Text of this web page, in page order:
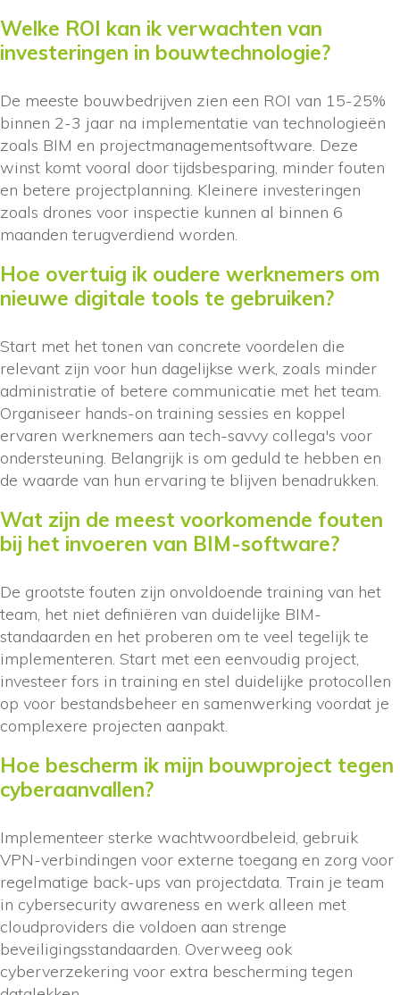
Welke ROI kan ik verwachten van
investeringen in bouwtechnologie?
De meeste bouwbedrijven zien een ROI van 15-25%
binnen 2-3 jaar na implementatie van technologieën
zoals BIM en projectmanagementsoftware. Deze
winst komt vooral door tijdsbesparing, minder fouten
en betere projectplanning. Kleinere investeringen
zoals drones voor inspectie kunnen al binnen 6
maanden terugverdiend worden.
Hoe overtuig ik oudere werknemers om
nieuwe digitale tools te gebruiken?
Start met het tonen van concrete voordelen die
relevant zijn voor hun dagelijkse werk, zoals minder
administratie of betere communicatie met het team.
Organiseer hands-on training sessies en koppel
ervaren werknemers aan tech-savvy collega's voor
ondersteuning. Belangrijk is om geduld te hebben en
de waarde van hun ervaring te blijven benadrukken.
Wat zijn de meest voorkomende fouten
bij het invoeren van BIM-software?
De grootste fouten zijn onvoldoende training van het
team, het niet definiëren van duidelijke BIM-
standaarden en het proberen om te veel tegelijk te
implementeren. Start met een eenvoudig project,
investeer fors in training en stel duidelijke protocollen
op voor bestandsbeheer en samenwerking voordat je
complexere projecten aanpakt.
Hoe bescherm ik mijn bouwproject tegen
cyberaanvallen?
Implementeer sterke wachtwoordbeleid, gebruik
VPN-verbindingen voor externe toegang en zorg voor
regelmatige back-ups van projectdata. Train je team
in cybersecurity awareness en werk alleen met
cloudproviders die voldoen aan strenge
beveiligingsstandaarden. Overweeg ook
cyberverzekering voor extra bescherming tegen